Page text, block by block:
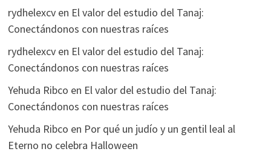
rydhelexcven El valor del estudio del Tanaj:
Conectándonos con nuestras raíces
rydhelexcven El valor del estudio del Tanaj:
Conectándonos con nuestras raíces
Yehuda Ribco en El valor del estudio del Tanaj:
Conectándonos con nuestras raíces
Yehuda Ribco en Por qué un judío y un gentil leal al
Eterno no celebra Halloween